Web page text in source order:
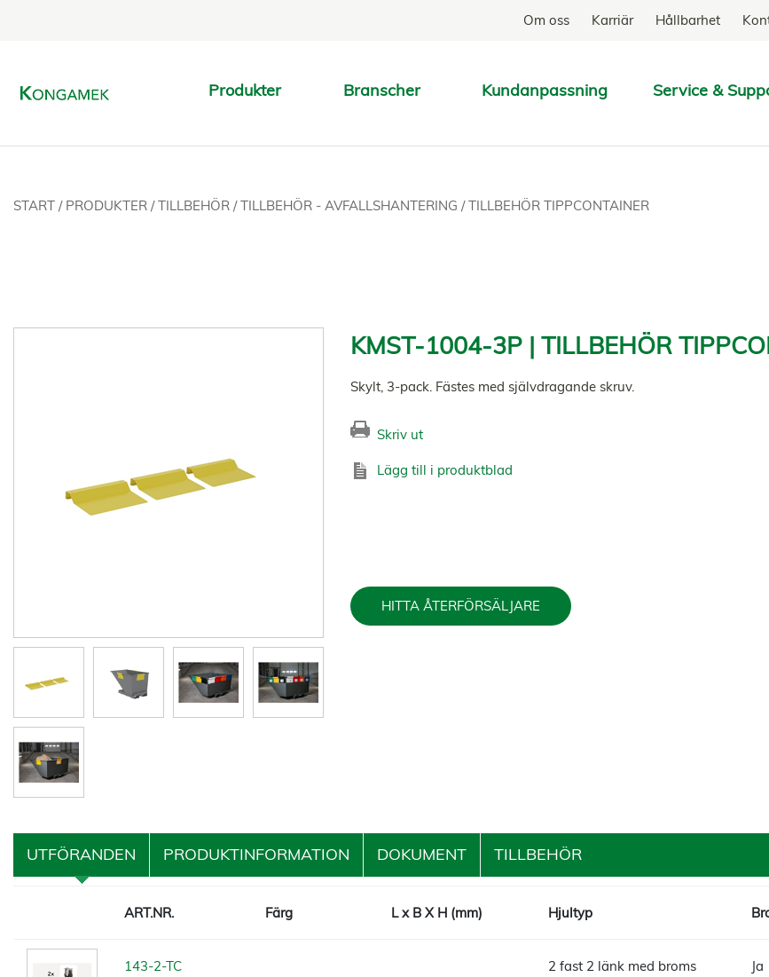
Om oss Karriär Hållbarhet
Produkter Branscher Kundanpassning Service &
SÖK
START / PRODUKTER /TILLBEHÖR /TILLBEHÖR - AVFALLSHANTERING /TILLBEHÖR TIPPCONTAINER
KMST-1004-3P | TILLBEHÖR
Skylt, 3-pack. Fästes med självdragande skruv.
Skriv ut
Lägg till i produktblad
HITTA ÅTERFÖRSÄLJARE
UTFÖRANDEN PRODUKTINFORMATION DOKUMENT TILLBEHÖR
ART.NR. Färg L x B X H (mm) Hjultyp
143-2-TC 2 fast 2 länk med broms Ja